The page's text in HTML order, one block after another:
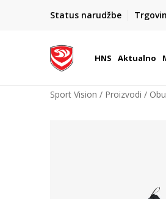
Status narudžbe
Dostava 1,50 €
| Više
HNS Aktualno
Sport Vision Proizvodi